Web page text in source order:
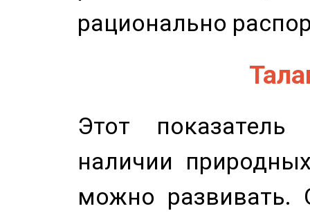
рационально
Этот показатель
наличии
можно развивать.